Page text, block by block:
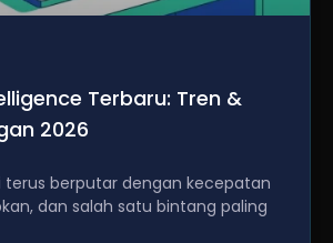
Terbaru: Tren &
2026
terus berputar dengan kecepatan
dan salah satu bintang paling